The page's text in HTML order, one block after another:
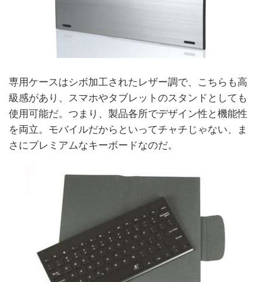
専用ケースはシボ加工されたレザー調で、こちらも高
級感があり、スマホやタブレットのスタンドとしても
使用可能だ。つまり、製品各所でデザイン性と機能性
を両立。モバイルだからといってチャチじゃない、ま
さにプレミアムなキーボードなのだ。